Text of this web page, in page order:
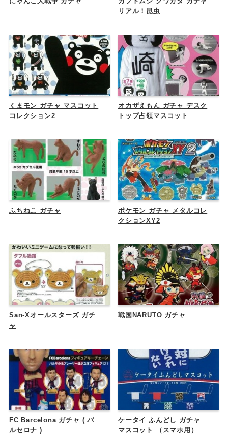
リアル！昆虫
くまモン ガチャ マスコット
コレクション2
オカザえもん ガチャ デスク
トップ占領マスコット
ふちねこ ガチャ
ポケモン ガチャ メタルコレ
クションXY2
San-Xオールスターズ ガチ
ャ
戦国NARUTO ガチャ
FC Barcelona ガチャ ( バ
ルセロナ )
ケータイ ふんどし ガチャ
マスコット （スマホ用）